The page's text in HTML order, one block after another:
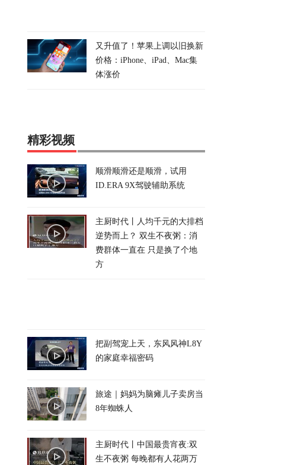
又升值了！苹果上调以旧换新
价格：iPhone、iPad、Mac集
体涨价
精彩视频
顺滑顺滑还是顺滑，试用
ID.ERA 9X驾驶辅助系统
主厨时代丨人均千元的大排档
逆势而上？ 双生不夜粥：消
费群体一直在 只是换了个地
方
把副驾宠上天，东风风神L8Y
的家庭幸福密码
旅途｜妈妈为脑瘫儿子卖房当
8年蜘蛛人
主厨时代丨中国最贵宵夜:双
生不夜粥 每晚都有人花两万